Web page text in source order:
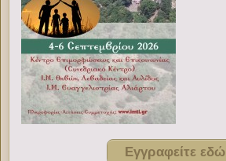
Εγγραφείτε εδώ